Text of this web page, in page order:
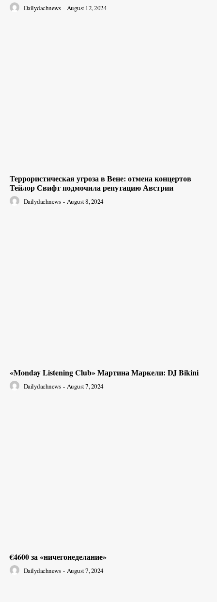
Dailydachnews - August 12, 2024
Террористическая угроза в Вене: отмена концертов
Тейлор Свифт подмочила репутацию Австрии
Dailydachnews - August 8, 2024
«Monday Listening Club» Мартина Маркели: DJ Bikini
Dailydachnews - August 7, 2024
€4600 за «ничегонеделание»
Dailydachnews - August 7, 2024